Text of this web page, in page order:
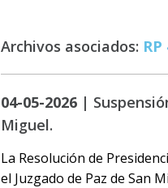
Archivos asociados:
04-05-2026 |
Miguel.
La Resolución de
el Juzgado de Paz de San